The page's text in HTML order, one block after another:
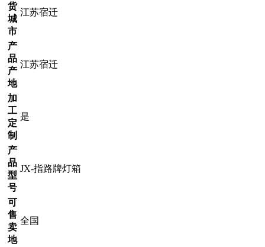
货
城
市
江苏宿迁
产
品
产
地
江苏宿迁
加
工
定
制
是
产
品
型
号
JX-指路牌灯箱
可
售
卖
地
全国